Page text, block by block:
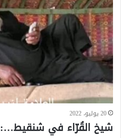
20 يوليو، 2022
شيخ القُرّاء في شنقيط…: